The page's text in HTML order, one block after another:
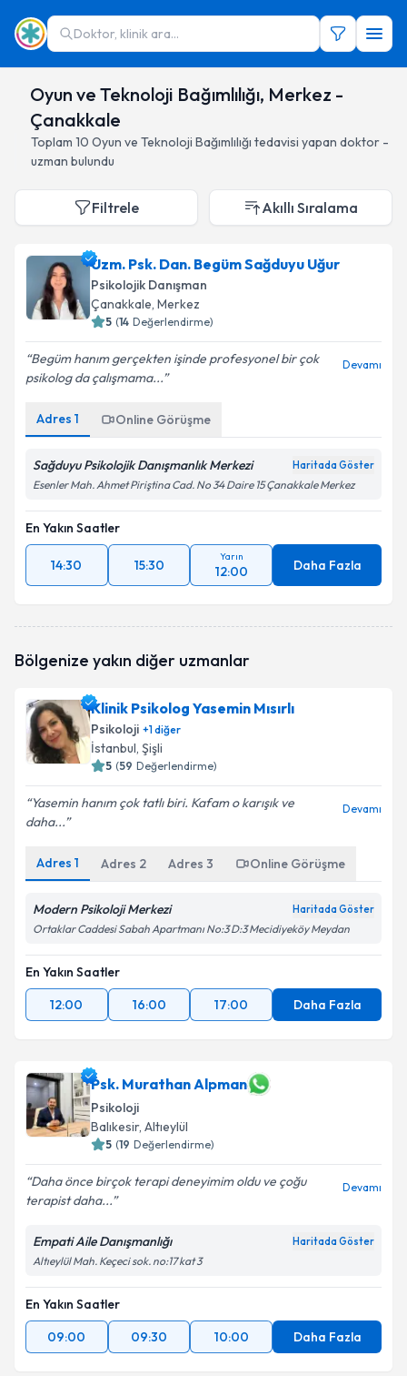
Doktor, klinik ara...
Oyun ve Teknoloji Bağımlılığı, Merkez -
Çanakkale
Toplam 10 Oyun ve Teknoloji Bağımlılığı tedavisi yapan doktor -
uzman bulundu
Filtrele Akıllı Sıralama
Uzm. Psk. Dan. Begüm Sağduyu Uğur
Psikolojik Danışman
Çanakkale, Merkez
5 (14 Değerlendirme)
Begüm hanım gerçekten işinde profesyonel bir çok
psikolog da çalışmama...
Devamı
Adres 1 Online Görüşme
Sağduyu Psikolojik Danışmanlık Merkezi Haritada Göster
Esenler Mah. Ahmet Piriştina Cad. No 34 Daire 15 Çanakkale Merkez
En Yakın Saatler
14:30 15:30
Yarın
12:00 Daha Fazla
Bölgenize yakın diğer uzmanlar
Klinik Psikolog Yasemin Mısırlı
Psikoloji +1diğer
İstanbul, Şişli
5 (59 Değerlendirme)
Yasemin hanım çok tatlı biri. Kafam o karışık ve
daha...
Devamı
Adres 1 Adres 2 Adres 3 Online Görüşme
Modern Psikoloji Merkezi Haritada Göster
Ortaklar Caddesi Sabah Apartmanı No:3 D:3 Mecidiyeköy Meydan
En Yakın Saatler
12:00
16:00 17:00 Daha Fazla
Psk. Murathan Alpman
Psikoloji
Balıkesir, Altıeylül
5 (19 Değerlendirme)
Daha önce birçok terapi deneyimim oldu ve çoğu
terapist daha...
Devamı
Empati Aile Danışmanlığı Haritada Göster
Altıeylül Mah. Keçeci sok. no:17 kat 3
En Yakın Saatler
09:00
09:30 10:00 Daha Fazla